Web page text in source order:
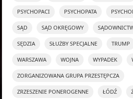
PSYCHOPACI PSYCHOPATA
SĄD SĄD OKRĘGOWY
SĘDZIA SŁUŻBY SPECJALNE TRUMP
WARSZAWA WOJNA WYPADEK
ZORGANIZOWANA GRUPA PRZESTĘPCZA
ZRZESZENIE PONEROGENNE ŁÓDŹ